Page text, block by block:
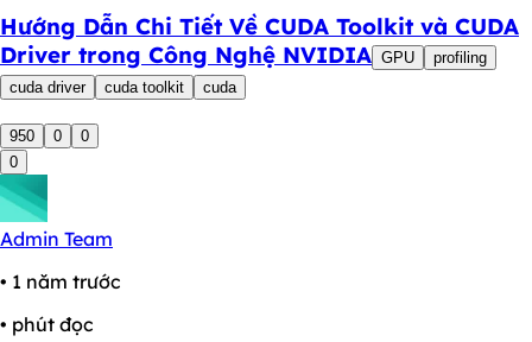
Hướng Dẫn Chi Tiết Về CUDA Toolkit và CUDA
Driver trong Công Nghệ NVIDIA GPU
profiling
cuda driver
cuda toolkit cuda
950 0
0
0
Admin Team
• 1 năm trước
• phút đọc